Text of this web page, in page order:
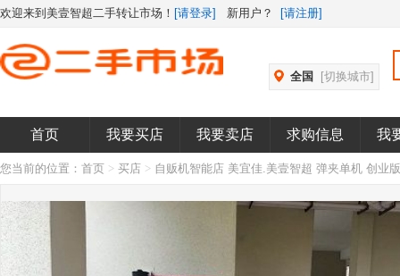
欢迎来到美壹智超二手转让市场！ [请登录] 新用户？ [请注册]
全国 [切换城市]
首页 我要买店 我要卖店 求购信息 我
您当前的位置： 首页 > 买店 > 自贩机智能店 美宜佳.美壹智超 弹夹单机 创业版